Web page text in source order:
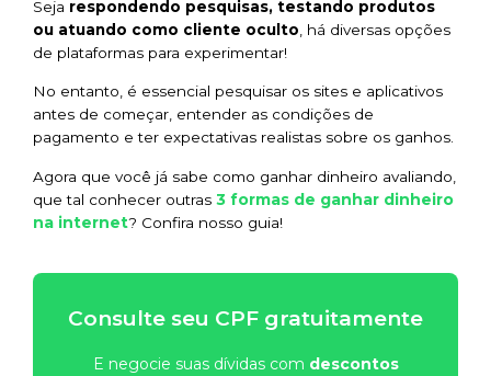
Seja respondendo pesquisas, testando produtos
ou atuando como cliente oculto , há diversas opções
de plataformas para experimentar!
No entanto, é essencial pesquisar os sites e aplicativos
antes de começar, entender as condições de
pagamento e ter expectativas realistas sobre os ganhos.
Agora que você já sabe como ganhar dinheiro avaliando,
que tal conhecer outras 3 formas de ganhar dinheiro
na internet? Confira nosso guia!
Consulte seu CPF gratuitamente
E negocie suas dívidas com descontos